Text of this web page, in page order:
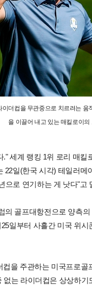
더컵을 무관중으로 치르려는
을 이끌어 내고 있는 매킬로이의
세계 랭킹 1위 로리 매
22일(한국 시각) 테일러
으로 연기하는 게 낫다"고
의 골프대항전으로 양측
일부터 사흘간 미국 위
을 주관하는 미국프로
는 라이더컵은 상상하